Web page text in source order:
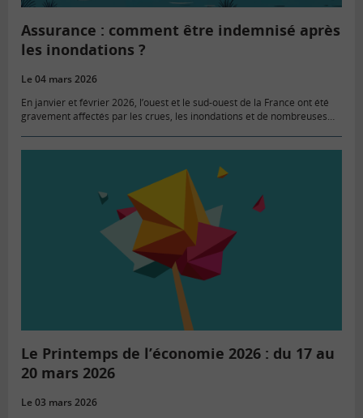
Assurance : comment être indemnisé après
les inondations ?
Le 04 mars 2026
En janvier et février 2026, l’ouest et le sud-ouest de la France ont été
gravement affectés par les crues, les inondations et de nombreuses
Le Printemps de l’économie 2026 : du 17 au
20 mars 2026
Le 03 mars 2026